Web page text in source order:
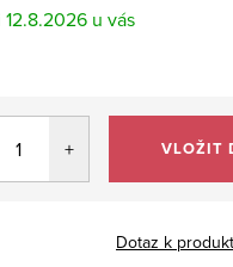
12.8.2026
VLOŽIT
Dotaz k